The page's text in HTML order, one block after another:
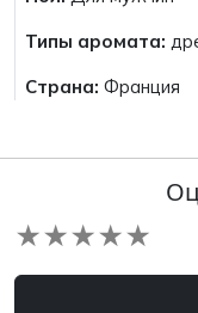
Типы аромата:
Страна: Франция
★
★
★
★
★